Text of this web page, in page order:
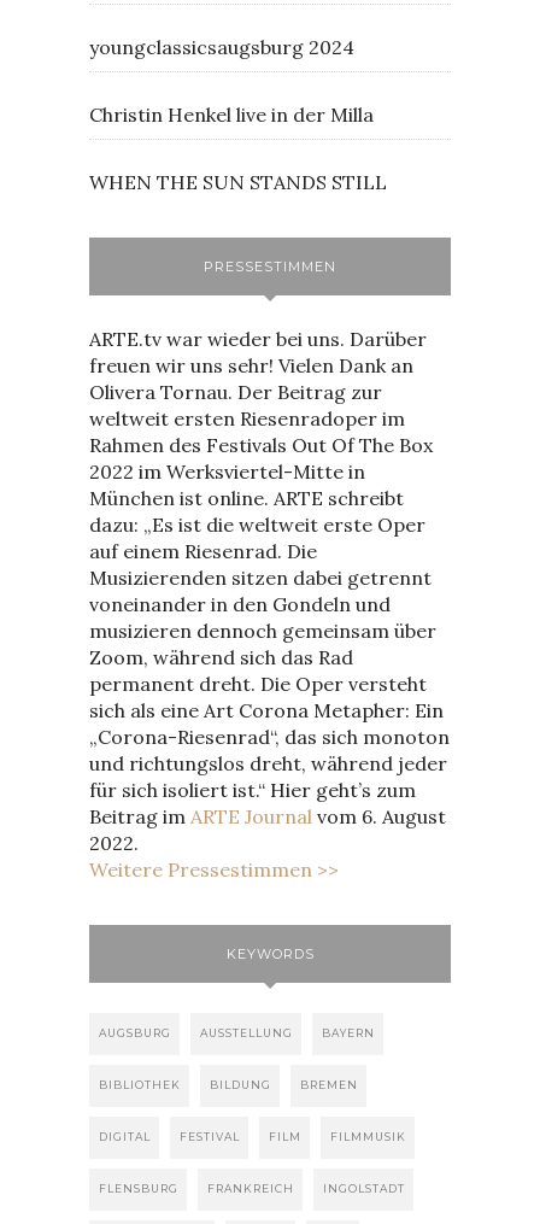
youngclassicsaugsburg 2024
Christin Henkel live in der Milla
WHEN THE SUN STANDS STILL
PRESSESTIMMEN
ARTE.tv war wieder bei uns. Darüber
freuen wir uns sehr! Vielen Dank an
Olivera Tornau. Der Beitrag zur
weltweit ersten Riesenradoper im
Rahmen des Festivals Out Of The Box
2022 im Werksviertel-Mitte in
München ist online. ARTE schreibt
dazu: „Es ist die weltweit erste Oper
auf einem Riesenrad. Die
Musizierenden sitzen dabei getrennt
voneinander in den Gondeln und
musizieren dennoch gemeinsam über
Zoom, während sich das Rad
permanent dreht. Die Oper versteht
sich als eine Art Corona Metapher: Ein
„Corona-Riesenrad“, das sich monoton
und richtungslos dreht, während jeder
für sich isoliert ist.“ Hier geht’s zum
Beitrag im ARTE Journal vom 6. August
2022.
Weitere Pressestimmen >>
KEYWORDS
AUGSBURG AUSSTELLUNG BAYERN
BIBLIOTHEK BILDUNG BREMEN
DIGITAL FESTIVAL FILM FILMMUSIK
FLENSBURG FRANKREICH INGOLSTADT